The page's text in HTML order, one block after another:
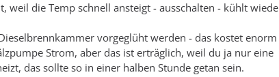
weil die Temp schnell ansteigt - ausschalten - kühlt
vorgeglüht werden - das kostet
Strom, aber das ist erträglich, weil du ja nur eine
das sollte so in einer halben Stunde getan sein.